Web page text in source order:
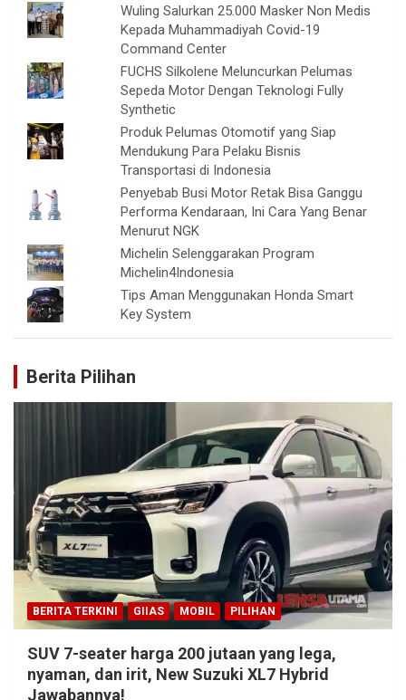
Wuling Salurkan 25.000 Masker Non Medis
Kepada Muhammadiyah Covid-19
Command Center
FUCHS Silkolene Meluncurkan Pelumas
Sepeda Motor Dengan Teknologi Fully
Synthetic
Produk Pelumas Otomotif yang Siap
Mendukung Para Pelaku Bisnis
Transportasi di Indonesia
Penyebab Busi Motor Retak Bisa Ganggu
Performa Kendaraan, Ini Cara Yang Benar
Menurut NGK
Michelin Selenggarakan Program
Michelin4Indonesia
Tips Aman Menggunakan Honda Smart
Key System
Berita Pilihan
BERITA TERKINI GIIAS MOBIL PILIHAN
SUV 7-seater harga 200 jutaan yang lega,
nyaman, dan irit, New Suzuki XL7 Hybrid
Jawabannya!